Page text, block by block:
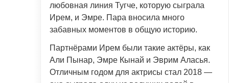
любовная линия Тугче, которую сыграла
Ирем, и Эмре. Пара вносила много
забавных моментов в общую историю.
Партнёрами Ирем были такие актёры, как
Али Пынар, Эмре Кынай и Эврим Аласья.
Отличным годом для актрисы стал 2018 —